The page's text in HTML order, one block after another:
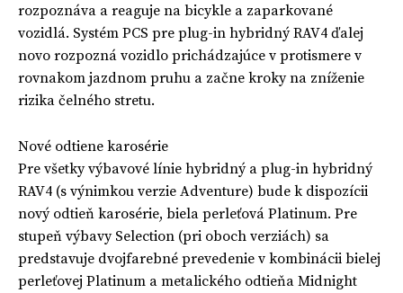
rozpoznáva a reaguje na bicykle a zaparkované
vozidlá. Systém PCS pre plug-in hybridný RAV4 ďalej
novo rozpozná vozidlo prichádzajúce v protismere v
rovnakom jazdnom pruhu a začne kroky na zníženie
rizika čelného stretu.
Nové odtiene karosérie
Pre všetky výbavové línie hybridný a plug-in hybridný
RAV4 (s výnimkou verzie Adventure) bude k dispozícii
nový odtieň karosérie, biela perleťová Platinum. Pre
stupeň výbavy Selection (pri oboch verziách) sa
predstavuje dvojfarebné prevedenie v kombinácii bielej
perleťovej Platinum a metalického odtieňa Midnight